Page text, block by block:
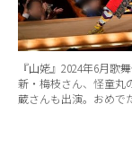
『山姥』2024年6月歌
新・梅枝さん、怪童丸
蔵さんも出演。おめで